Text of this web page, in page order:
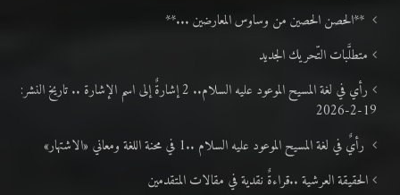
**الحصن الحصين من وساوس المعارضين ...**
متطلَّبات التّحريك الجديد
رأي في لغة المسيح الموعود عليه السلام.. 2 إشارةٌ إلى اسم الإشارة .. تاريخ النشر:
19-2-2026
رأيٌ في لغة المسيح الموعود عليه السلام ..1 في محنة اللغة ومعاني «الاشتهار»
الحقيقة العرشية ..قراءةٌ نقدية في مقالات المتقدمين